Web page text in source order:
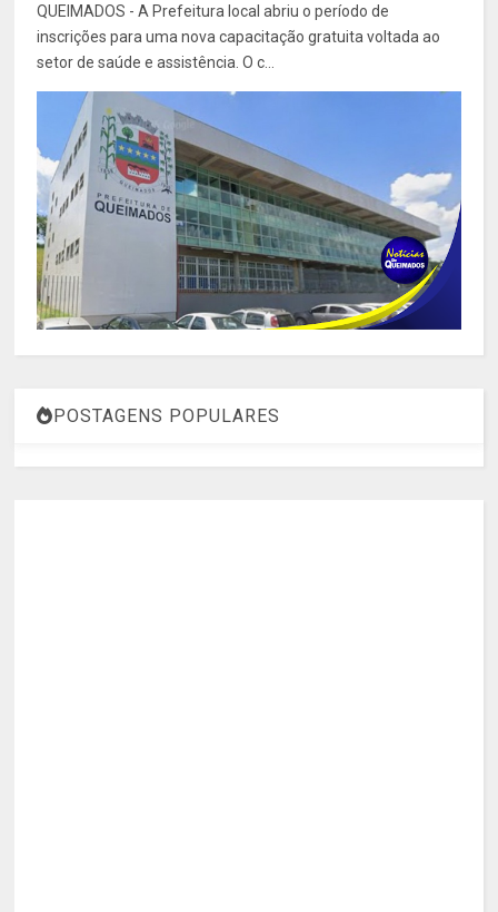
QUEIMADOS - A Prefeitura local abriu o período de
inscrições para uma nova capacitação gratuita voltada ao
setor de saúde e assistência. O c...
POSTAGENS POPULARES